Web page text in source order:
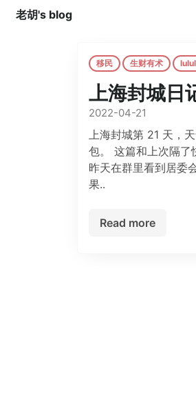
老胡's blog
移民 生财有术
上海封城日
2022-04-21
上海封城第 21 天，
包。 这篇和上次隔了
昨天在群里看到居委
果..
Read more